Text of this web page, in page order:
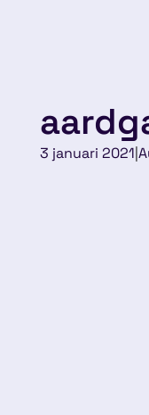
3 januari 2021|